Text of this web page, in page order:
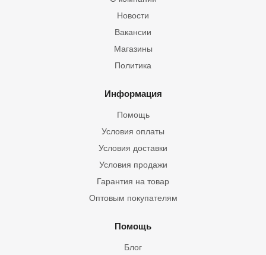
Новости
Вакансии
Магазины
Политика
Информация
Помощь
Условия оплаты
Условия доставки
Условия продажи
Гарантия на товар
Оптовым покупателям
Помощь
Блог